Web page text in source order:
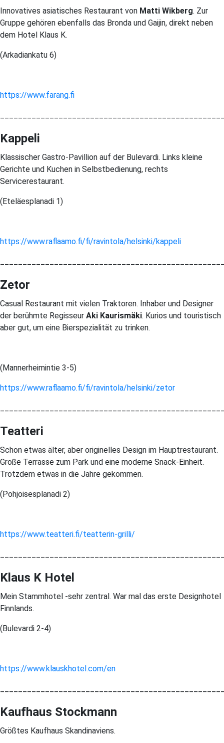
Innovatives asiatisches Restaurant von Matti Wikberg. Zur
Gruppe gehören ebenfalls das Bronda und Gaijin, direkt neben
dem Hotel Klaus K.
(Arkadiankatu 6)
https://www.farang.fi
Kappeli
Klassischer Gastro-Pavillion auf der Bulevardi. Links kleine
Gerichte und Kuchen in Selbstbedienung, rechts
Servicerestaurant.
(Eteläesplanadi 1)
https://www.raflaamo.fi/fi/ravintola/helsinki/kappeli
Zetor
Casual Restaurant mit vielen Traktoren. Inhaber und Designer
der berühmte Regisseur Aki Kaurismäki. Kurios und touristisch
aber gut, um eine Bierspezialität zu trinken.
(Mannerheimintie 3-5)
https://www.raflaamo.fi/fi/ravintola/helsinki/zetor
Teatteri
Schon etwas älter, aber originelles Design im Hauptrestaurant.
Große Terrasse zum Park und eine moderne Snack-Einheit.
Trotzdem etwas in die Jahre gekommen.
(Pohjoisesplanadi 2)
https://www.teatteri.fi/teatterin-grilli/
Klaus K Hotel
Mein Stammhotel -sehr zentral. War mal das erste Designhotel
Finnlands.
(Bulevardi 2-4)
https://www.klauskhotel.com/en
Kaufhaus Stockmann
Größtes Kaufhaus Skandinaviens.